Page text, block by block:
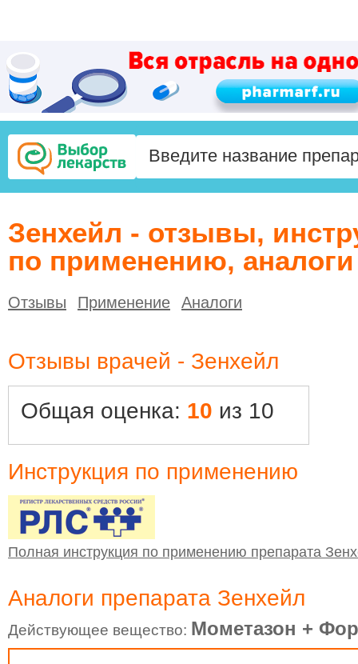
Зенхейл - отзывы,
по применению, аналоги
Отзывы Применение Аналоги
Отзывы врачей - Зенхейл
Общая оценка: 10 из 10
Инструкция по применению
Полная инструкция по применению препарата
Аналоги препарата Зенхейл
Действующее вещество: Мометазон +